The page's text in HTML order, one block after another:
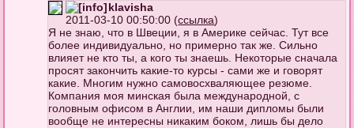
klavisha
2011-03-10 00:50:00 (ссылка)
Я не знаю, что в Швеции, я в Америке сейчас. Тут все
более индивидуально, но примерно так же. Сильно
влияет не кто ты, а кого ты знаешь. Некоторые сначала
просят закончить какие-то курсы - сами же и говорят
какие. Многим нужно самовосхваляющее резюме.
Компания моя минская была международной, с
головным офисом в Англии, им наши дипломы были
вообще не интересны никаким боком, лишь бы дело